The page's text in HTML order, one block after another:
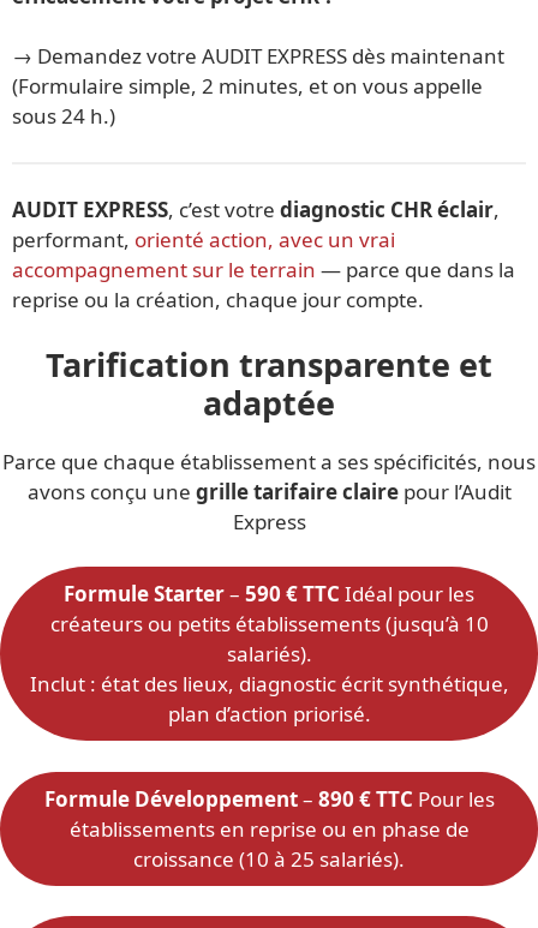
→ Demandez votre AUDIT EXPRESS dès maintenant
(Formulaire simple, 2 minutes, et on vous appelle
sous 24 h.)
AUDIT EXPRESS, c’est votre diagnostic CHR éclair,
performant, orienté action, avec un vrai
accompagnement sur le terrain — parce que dans la
reprise ou la création, chaque jour compte.
Tarification transparente et
adaptée
Parce que chaque établissement a ses spécificités, nous
avons conçu une grille tarifaire clairepour l’Audit
Express
Formule Starter– 590 € TTC Idéal pour les
créateurs ou petits établissements (jusqu’à 10
salariés).
Inclut : état des lieux, diagnostic écrit synthétique,
plan d’action priorisé.
Formule Développement– 890 € TTC Pour les
établissements en reprise ou en phase de
croissance (10 à 25 salariés).